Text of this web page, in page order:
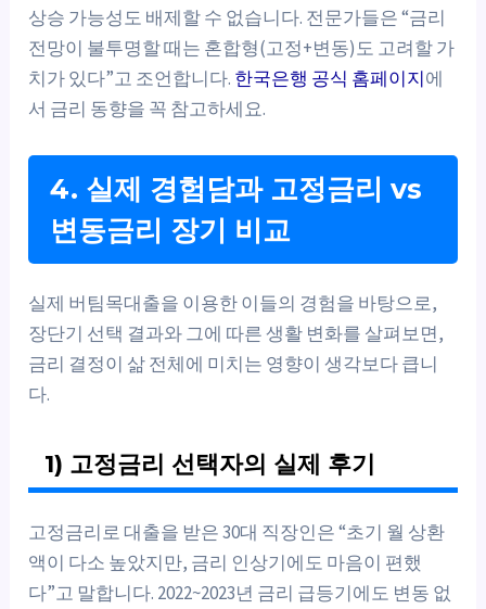
상승 가능성도 배제할 수 없습니다. 전문가들은 “금리
전망이 불투명할 때는 혼합형(고정+변동)도 고려할 가
치가 있다”고 조언합니다. 한국은행 공식 홈페이지에
서 금리 동향을 꼭 참고하세요.
4. 실제 경험담과 고정금리 vs
변동금리 장기 비교
실제 버팀목대출을 이용한 이들의 경험을 바탕으로,
장단기 선택 결과와 그에 따른 생활 변화를 살펴보면,
금리 결정이 삶 전체에 미치는 영향이 생각보다 큽니
다.
1) 고정금리 선택자의 실제 후기
고정금리로 대출을 받은 30대 직장인은 “초기 월 상환
액이 다소 높았지만, 금리 인상기에도 마음이 편했
다”고 말합니다. 2022~2023년 금리 급등기에도 변동 없